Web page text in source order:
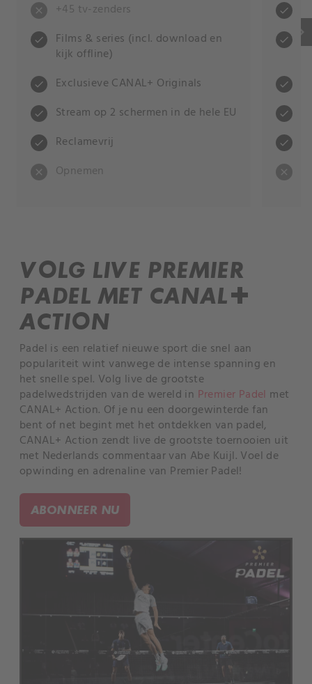
keyboard_arrow_right
close +45 tv-zenders
check
Films & series (incl. download en
kijk offline)
check Exclusieve CANAL+ Originals
check Stream op 2 schermen in de hele EU
check Reclamevrij
close Opnemen
check
check
check
check
check
close
VOLG LIVE PREMIER
PADEL MET CANAL+
ACTION
Padel is een relatief nieuwe sport die snel aan
populariteit wint vanwege de intense spanning en
het snelle spel. Volg live de grootste
padelwedstrijden van de wereld in Premier Padel met
CANAL+ Action. Of je nu een doorgewinterde fan
bent of net begint met het ontdekken van padel,
CANAL+ Action zendt live de grootste toernooien uit
met Nederlands commentaar van Abe Kuijl. Voel de
opwinding en adrenaline van Premier Padel!
ABONNEER NU